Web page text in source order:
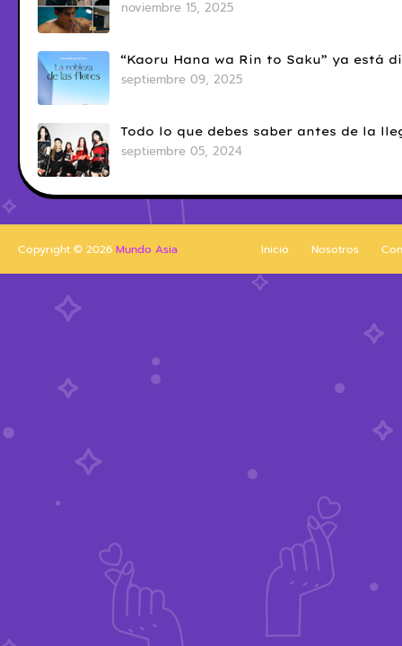
noviembre 15, 2025
“Kaoru Hana wa Rin to Saku” ya está
septiembre 09, 2025
Todo lo que debes saber antes de la
septiembre 05, 2024
Inicio Nosotros
Copyright © 2026 Mundo Asia